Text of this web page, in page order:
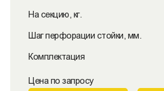
На секцию, кг.
Шаг перфорации стойки, мм.
Комплектация
Цена по запросу